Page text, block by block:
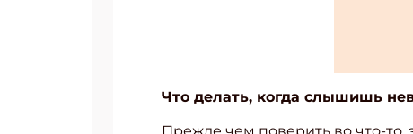
Что делать, когда слышишь